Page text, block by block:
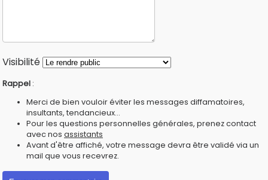
Visibilité
Rappel :
Merci de bien vouloir éviter les messages diffamatoires,
insultants, tendancieux...
Pour les questions personnelles générales, prenez contact
avec nos assistants
Avant d'être affiché, votre message devra être validé via un
mail que vous recevrez.